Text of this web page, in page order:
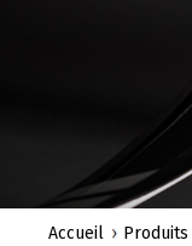
Accueil Produits